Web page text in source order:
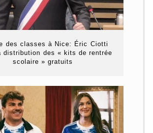
des classes à Nice: Éric Ciotti
distribution des « kits de rentrée
scolaire » gratuits